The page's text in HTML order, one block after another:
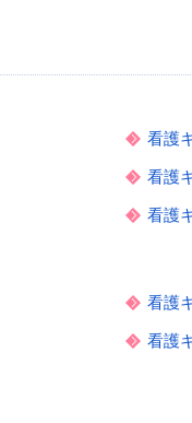
看護
看護
看護
看護
看護